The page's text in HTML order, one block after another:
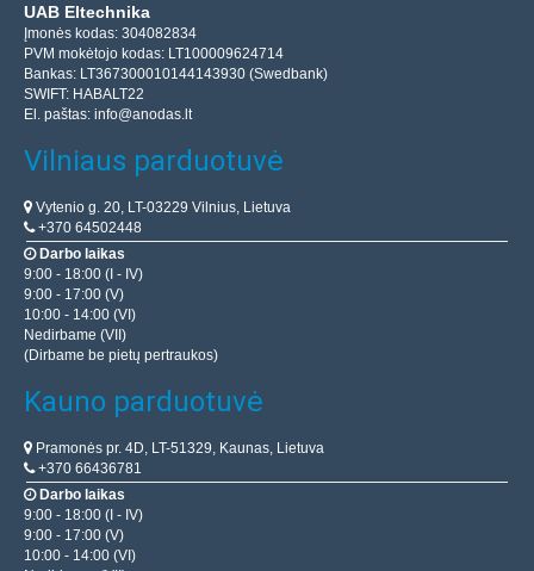
UAB Eltechnika
Įmonės kodas: 304082834
PVM mokėtojo kodas: LT100009624714
Bankas: LT367300010144143930 (Swedbank)
SWIFT: HABALT22
El. paštas: info@anodas.lt
Vilniaus parduotuvė
Vytenio g. 20, LT-03229 Vilnius, Lietuva
+370 64502448
Darbo laikas
9:00 - 18:00 (I - IV)
9:00 - 17:00 (V)
10:00 - 14:00 (VI)
Nedirbame (VII)
(Dirbame be pietų pertraukos)
Kauno parduotuvė
Pramonės pr. 4D, LT-51329, Kaunas, Lietuva
+370 66436781
Darbo laikas
9:00 - 18:00 (I - IV)
9:00 - 17:00 (V)
10:00 - 14:00 (VI)